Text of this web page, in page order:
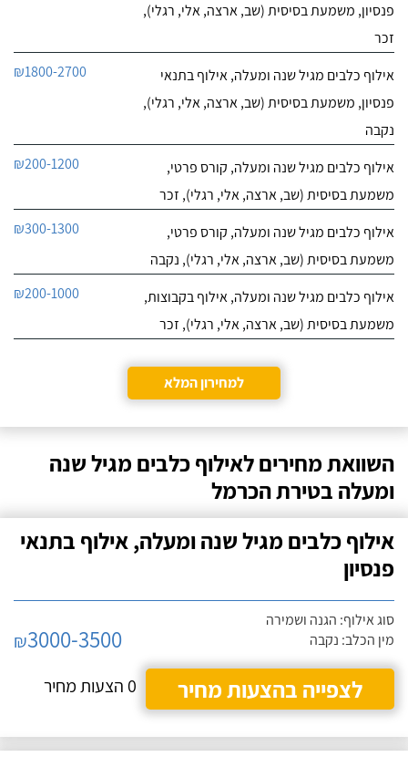
לפרטי העסק
חייג עכשיו
פנסיון, משמעת בסיסית (שב, ארצה, אלי, רגלי),
זכר
אילוף כלבים מגיל שנה ומעלה, אילוף בתנאי
פנסיון, משמעת בסיסית (שב, ארצה, אלי, רגלי),
נקבה
₪1800-2700
אילוף כלבים מגיל שנה ומעלה, קורס פרטי,
משמעת בסיסית (שב, ארצה, אלי, רגלי), זכר
₪200-1200
אילוף כלבים מגיל שנה ומעלה, קורס פרטי,
משמעת בסיסית (שב, ארצה, אלי, רגלי), נקבה
₪300-1300
אילוף כלבים מגיל שנה ומעלה, אילוף בקבוצות,
משמעת בסיסית (שב, ארצה, אלי, רגלי), זכר
₪200-1000
למחירון המלא
השוואת מחירים לאילוף כלבים מגיל שנה
ומעלה בטירת הכרמל
אילוף כלבים מגיל שנה ומעלה, אילוף בתנאי
פנסיון
סוג אילוף: הגנה ושמירה
מין הכלב: נקבה
₪3000-3500
לצפייה בהצעות מחיר
0 הצעות מחיר